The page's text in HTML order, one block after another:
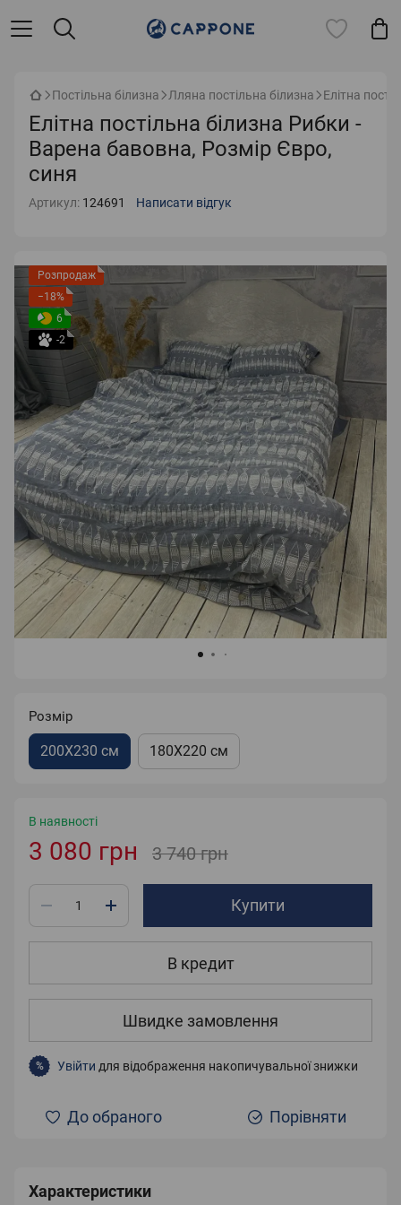
Постільна білизна Лляна постільна білизна Елітна
Елітна постільна білизна Рибки -
Варена бавовна, Розмір Євро,
синя
Артикул: 124691 Написати відгук
Розпродаж
−18%
6
-2
Розмір
200X230 см 180X220 см
В наявності
3 080 грн 3 740 грн
Купити
В кредит
Швидке замовлення
% Увійти для відображення накопичувальної знижки
До обраного Порівняти
Характеристики